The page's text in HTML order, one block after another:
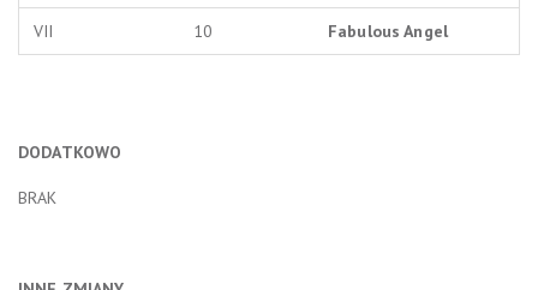
VII 10 Fabulous Angel
DODATKOWO
BRAK